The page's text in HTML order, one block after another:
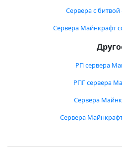
Сервера с битвой
Сервера Майнкрафт
РП сервера
РПГ сервера
Сервера
Сервера